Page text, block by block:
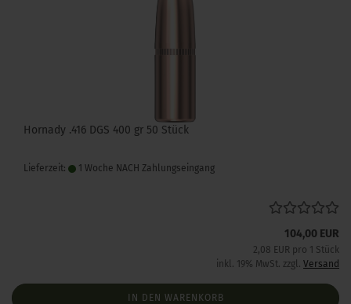
Hornady .416 DGS 400 gr 50 Stück
Lieferzeit: 1 Woche NACH Zahlungseingang
104,00 EUR
2,08 EUR pro 1 Stück
inkl. 19% MwSt. zzgl. Versand
IN DEN WARENKORB